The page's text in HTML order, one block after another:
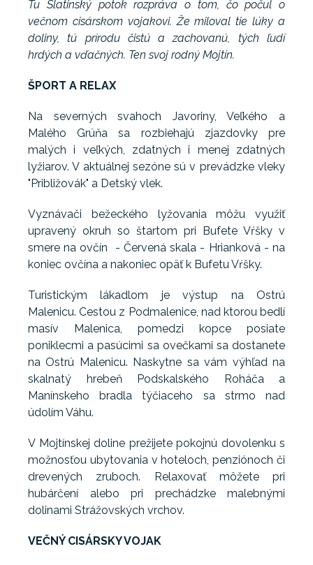
Tu Slatinský potok rozpráva o tom, čo počul o
večnom cisárskom vojakovi. Že miloval tie lúky a
doliny, tú prírodu čistú a zachovanú, tých ľudí
hrdých a vďačných. Ten svoj rodný Mojtín.
ŠPORT A RELAX
Na severných svahoch Javoriny, Veľkého a
Malého Grúňa sa rozbiehajú zjazdovky pre
malých i veľkých, zdatných i menej zdatných
lyžiarov. V aktuálnej sezóne sú v prevádzke vleky
"Približovák" a Detský vlek.
Vyznávači bežeckého lyžovania môžu využiť
upravený okruh so štartom pri Bufete Vŕšky v
smere na ovčín - Červená skala - Hrianková - na
koniec ovčína a nakoniec opäť k Bufetu Vŕšky.
Turistickým lákadlom je výstup na Ostrú
Malenicu. Cestou z Podmalenice, nad ktorou bedlí
masív Malenica, pomedzi kopce posiate
poniklecmi a pasúcimi sa ovečkami sa dostanete
na Ostrú Malenicu. Naskytne sa vám výhľad na
skalnatý hrebeň Podskalského Roháča a
Manínskeho bradla týčiaceho sa strmo nad
údolím Váhu.
V Mojtínskej doline prežijete pokojnú dovolenku s
možnosťou ubytovania v hoteloch, penziónoch či
drevených zruboch. Relaxovať môžete pri
hubárčení alebo pri prechádzke malebnými
dolinami Strážovských vrchov.
VEČNÝ CISÁRSKY VOJAK